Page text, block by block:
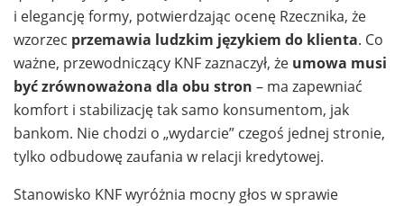
i elegancję formy, potwierdzając ocenę Rzecznika, że
wzorzec przemawia ludzkim językiem do klienta. Co
ważne, przewodniczący KNF zaznaczył, że umowa musi
być zrównoważona dla obu stron – ma zapewniać
komfort i stabilizację tak samo konsumentom, jak
bankom. Nie chodzi o „wydarcie” czegoś jednej stronie,
tylko odbudowę zaufania w relacji kredytowej.
Stanowisko KNF wyróżnia mocny głos w sprawie